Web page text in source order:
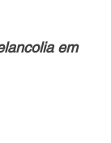
em